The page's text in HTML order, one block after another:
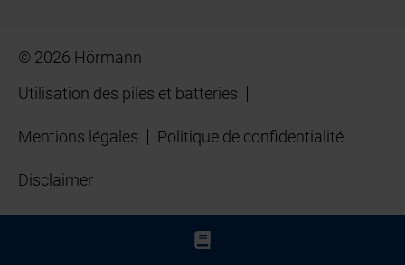
© 2026 Hörmann
Utilisation des piles et batteries
Mentions légales Politique de confidentialité
Disclaimer